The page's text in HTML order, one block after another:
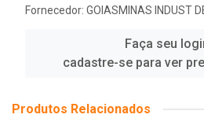
Fornecedor: GOIASMINAS INDUST
Faça seu
cadastre-se para ver
Produtos Relacionados